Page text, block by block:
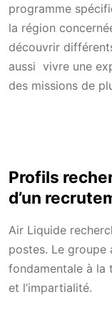
programme
la région
découvrir
aussi vivre une
des missions de
Profils
d’un
Air Liquide
postes. Le
fondamentale à la
et l’impartialité.